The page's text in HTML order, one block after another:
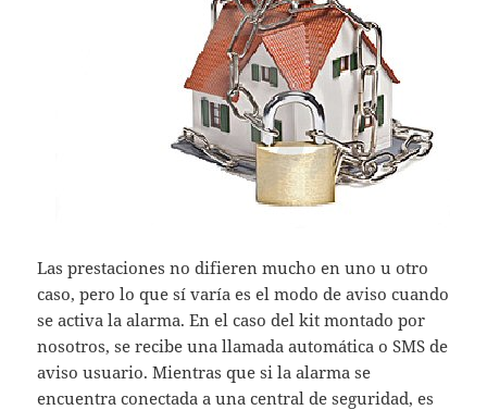
Las prestaciones no difieren mucho en uno u otro
caso, pero lo que sí varía es el modo de aviso cuando
se activa la alarma. En el caso del kit montado por
nosotros, se recibe una llamada automática o SMS de
aviso usuario. Mientras que si la alarma se
encuentra conectada a una central de seguridad, es